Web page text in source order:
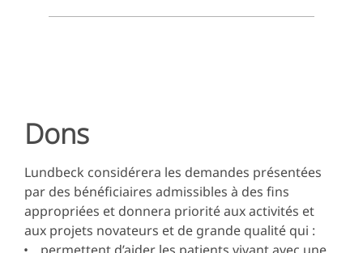
Dons
Lundbeck considérera les demandes présentées
par des bénéficiaires admissibles à des fins
appropriées et donnera priorité aux activités et
aux projets novateurs et de grande qualité qui :